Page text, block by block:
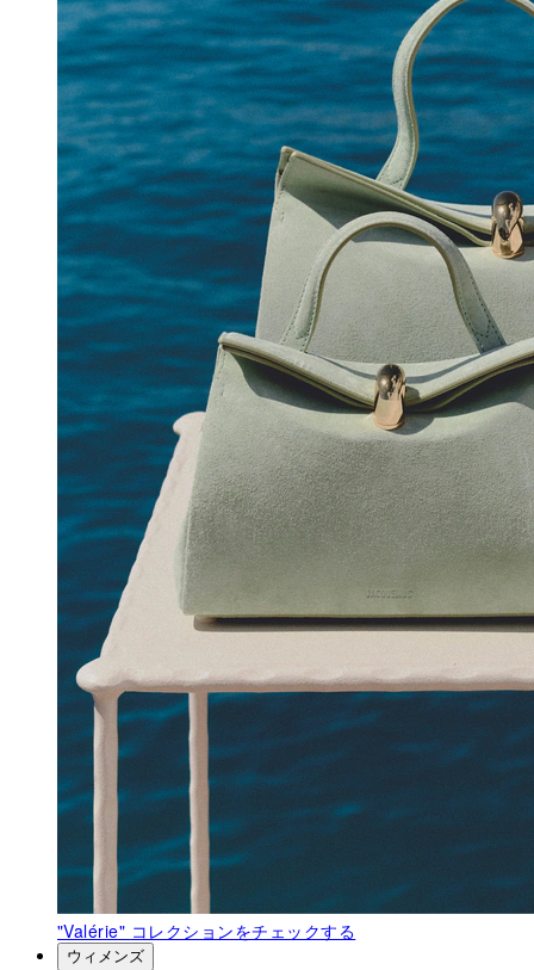
"Valérie" コレクションをチェックする
ウィメンズ